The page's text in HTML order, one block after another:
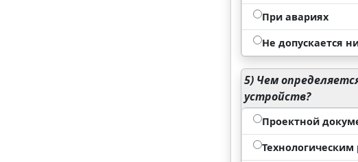
При авариях
Не допускается
5) Чем
устройств?
Проектной